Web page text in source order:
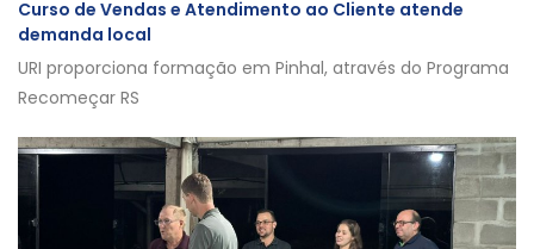
Curso de Vendas e Atendimento ao Cliente atende
demanda local
URI proporciona formação em Pinhal, através do Programa
Recomeçar RS